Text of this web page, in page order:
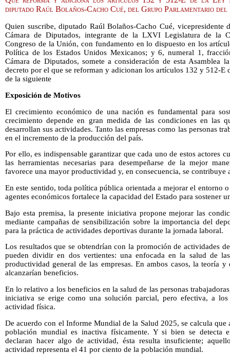
diputado Raúl Bolaños-Cacho Cué, del Grupo Parlamentario
Quien suscribe, diputado Raúl Bolaños-Cacho Cué,
Cámara de Diputados, integrante de la LXVI Legislatura de la
Congreso de la Unión, con fundamento en lo dispuesto en los
Política de los Estados Unidos Mexicanos; y 6, numeral 1,
Cámara de Diputados, somete a consideración de esta Asamblea
decreto por el que se reforman y adicionan los artículos 132 y 512-E
de la siguiente
Exposición de Motivos
El crecimiento económico de una nación es fundamental para
crecimiento depende en gran medida de las condiciones en las
desarrollan sus actividades. Tanto las empresas como las personas
en el incremento de la producción del país.
Por ello, es indispensable garantizar que cada uno de estos actores
las herramientas necesarias para desempeñarse de la mejor
favorece una mayor productividad y, en consecuencia, se contribuye
En este sentido, toda política pública orientada a mejorar el entorno
agentes económicos fortalece la capacidad del Estado para sostener
Bajo esta premisa, la presente iniciativa propone mejorar las
mediante campañas de sensibilización sobre la importancia del
para la práctica de actividades deportivas durante la jornada laboral.
Los resultados que se obtendrían con la promoción de actividades
pueden dividir en dos vertientes: una enfocada en la salud de
productividad general de las empresas. En ambos casos, la teoría
alcanzarían beneficios.
En lo relativo a los beneficios en la salud de las personas
iniciativa se erige como una solución parcial, pero efectiva, a
actividad física.
De acuerdo con el Informe Mundial de la Salud 2025, se calcula
población mundial es inactiva físicamente. Y si bien se detecta
declaran hacer algo de actividad, ésta resulta insuficiente;
actividad representa el 41 por ciento de la población mundial.